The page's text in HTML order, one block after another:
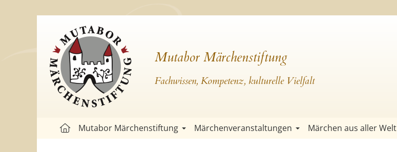
Mutabor Märchenstiftung
Fachwissen, Kompetenz, kulturelle Vielfalt
Mutabor Märchenstiftung Märchenveranstaltungen Märchen aus aller Welt